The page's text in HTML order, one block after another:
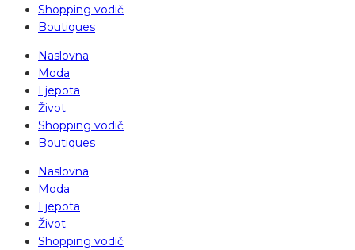
Shopping vodič
Boutiques
Naslovna
Moda
Ljepota
Život
Shopping vodič
Boutiques
Naslovna
Moda
Ljepota
Život
Shopping vodič